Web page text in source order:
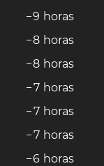
−9 horas
−8 horas
−8 horas
−7 horas
−7 horas
−7 horas
−6 horas